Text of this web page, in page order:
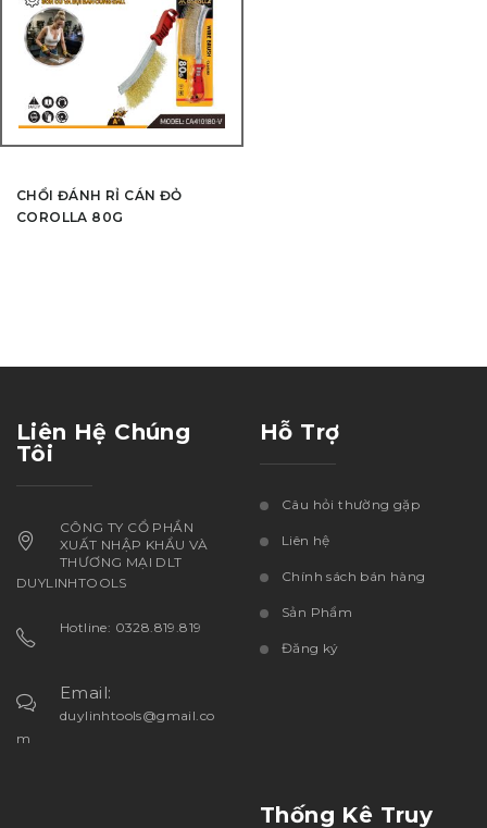
CHỔI ĐÁNH RỈ CÁN ĐỎ
COROLLA 80G
Liên Hệ Chúng
Tôi
CÔNG TY CỔ PHẦN
XUẤT NHẬP KHẨU VÀ
THƯƠNG MẠI DLT
DUYLINHTOOLS
Hotline: 0328.819.819
Email:
duylinhtools@gmail.co
m
Hỗ Trợ
Câu hỏi thường gặp
Liên hệ
Chính sách bán hàng
Sản Phẩm
Đăng ký
Thống Kê Truy